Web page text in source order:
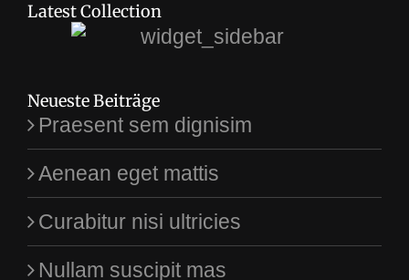
Latest Collection
Neueste Beiträge
Praesent sem dignisim
Aenean eget mattis
Curabitur nisi ultricies
Nullam suscipit mas